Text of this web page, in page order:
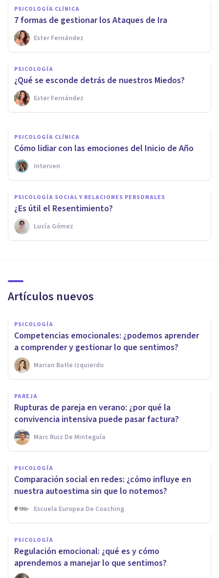
PSICOLOGÍA CLÍNICA
7 formas de gestionar los Ataques de Ira
Ester Fernández
PSICOLOGÍA
¿Qué se esconde detrás de nuestros Miedos?
Ester Fernández
PSICOLOGÍA
Gestionar las rupturas
sentimentales desde tu
desarrollo personal
Rubén Camacho
PSICOLOGÍA CLÍNICA
Cómo lidiar con las emociones del Inicio de Año
Interven
PSICOLOGÍA SOCIAL Y RELACIONES PERSONALES
¿Es útil el Resentimiento?
Lucía Gómez
Artículos nuevos
PSICOLOGÍA
Competencias emocionales: ¿podemos aprender
a comprender y gestionar lo que sentimos?
Marian Batle Izquierdo
PAREJA
Rupturas de pareja en verano: ¿por qué la
convivencia intensiva puede pasar factura?
Marc Ruiz De Minteguía
PSICOLOGÍA
Comparación social en redes: ¿cómo influye en
nuestra autoestima sin que lo notemos?
Escuela Europea De Coaching
PSICOLOGÍA
Regulación emocional: ¿qué es y cómo
aprendemos a manejar lo que sentimos?